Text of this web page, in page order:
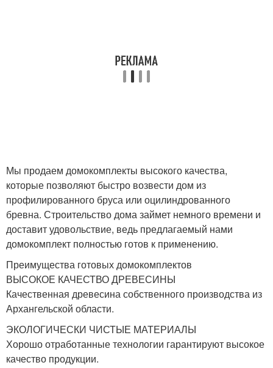
Мы продаем домокомплекты высокого качества,
которые позволяют быстро возвести дом из
профилированного бруса или оцилиндрованного
бревна. Строительство дома займет немного времени и
доставит удовольствие, ведь предлагаемый нами
домокомплект полностью готов к применению.
Преимущества готовых домокомплектов
ВЫСОКОЕ КАЧЕСТВО ДРЕВЕСИНЫ
Качественная древесина собственного производства из
Архангельской области.
ЭКОЛОГИЧЕСКИ ЧИСТЫЕ МАТЕРИАЛЫ
Хорошо отработанные технологии гарантируют высокое
качество продукции.